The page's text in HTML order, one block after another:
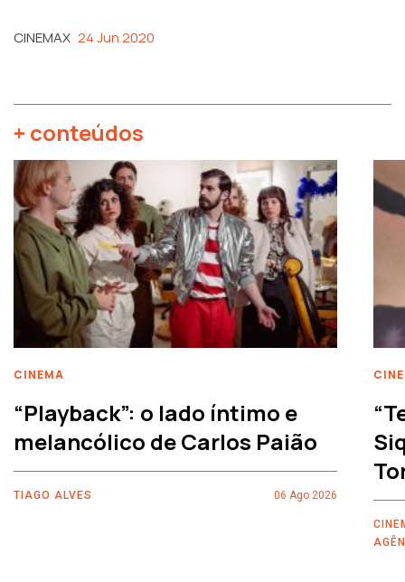
CINEMAX 24 Jun 2020
+ conteúdos
CINEMA
“Playback”: o lado íntimo e
melancólico de Carlos Paião
TIAGO ALVES 06 Ago 2026